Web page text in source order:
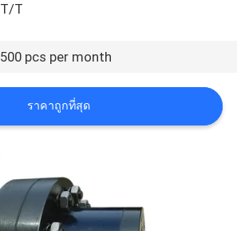
T/T
500 pcs per month
ราคาถูกที่สุด